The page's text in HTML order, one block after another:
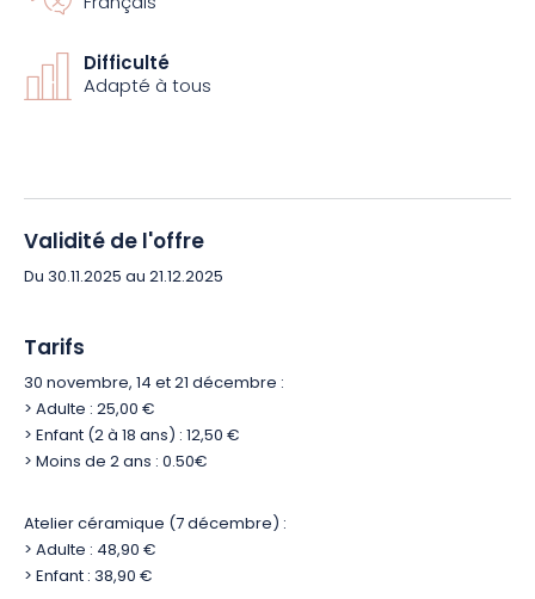
Difficulté
Adapté à tous
Validité de l'offre
Du 30.11.2025 au 21.12.2025
Tarifs
30 novembre, 14 et 21 décembre :
> Adulte : 25,00 €
> Enfant (2 à 18 ans) : 12,50 €
> Moins de 2 ans : 0.50€
Atelier céramique (7 décembre) :
> Adulte : 48,90 €
> Enfant : 38,90 €